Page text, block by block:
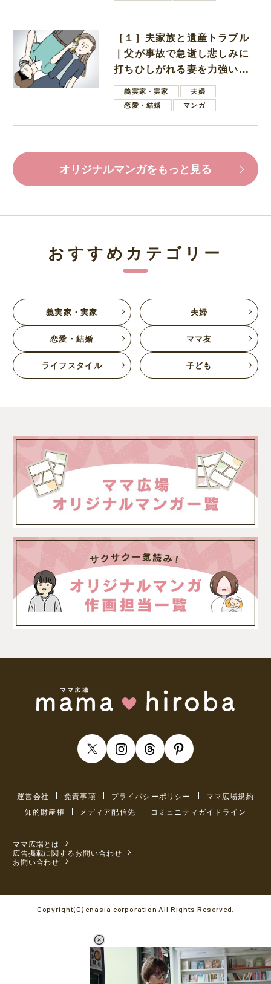
［１］夫家族と遺産トラブル
｜父が事故で急逝し悲しみに
打ちひしがれる妻を力強い言
葉で励ます夫
義実家・実家
夫婦
恋愛・結婚
マンガ
オリジナルマンガをもっと見る
おすすめカテゴリー
義実家・実家 夫婦
恋愛・結婚 ママ友
ライフスタイル 子ども
運営会社 免責事項 プライバシーポリシー
ママ広場規約
知的財産権
メディア配信先 コミュニティガイドライン
ママ広場とは
広告掲載に関するお問い合わせ
お問い合わせ
Copyright(C) enasia corporation All Rights Reserved.